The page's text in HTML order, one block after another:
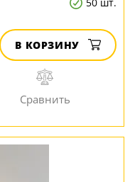
В КОРЗИНУ